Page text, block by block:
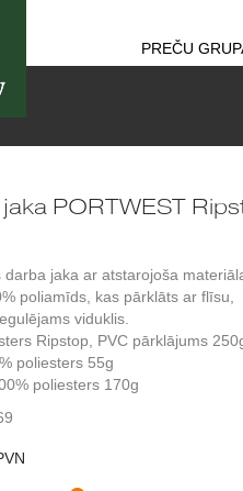
PREČU
PORTWEST
darba jaka ar atstarojoša
poliamīds, kas pārklāts ar flīsu,
viduklis.
Ripstop, PVC pārklājums
poliesters 55g
poliesters 170g